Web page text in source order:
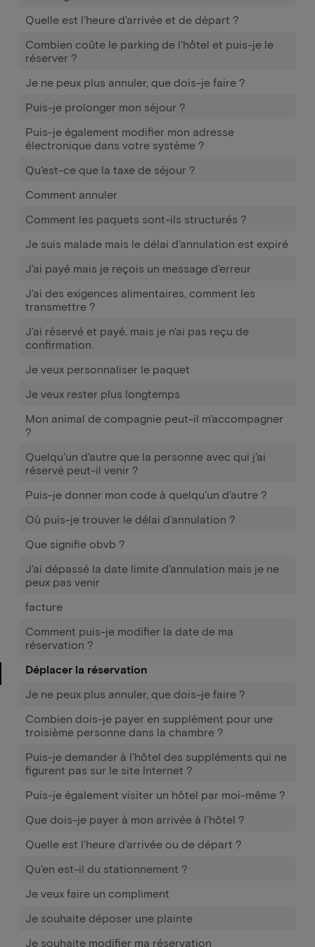
Quelle est l'heure d'arrivée et de départ ?
Combien coûte le parking de l'hôtel et puis-je le
réserver ?
Je ne peux plus annuler, que dois-je faire ?
Puis-je prolonger mon séjour ?
Puis-je également modifier mon adresse
électronique dans votre système ?
Qu'est-ce que la taxe de séjour ?
Comment annuler
Comment les paquets sont-ils structurés ?
Je suis malade mais le délai d'annulation est expiré
J'ai payé mais je reçois un message d'erreur
J'ai des exigences alimentaires, comment les
transmettre ?
J'ai réservé et payé, mais je n'ai pas reçu de
confirmation.
Je veux personnaliser le paquet
Je veux rester plus longtemps
Mon animal de compagnie peut-il m'accompagner
?
Quelqu'un d'autre que la personne avec qui j'ai
réservé peut-il venir ?
Puis-je donner mon code à quelqu'un d'autre ?
Où puis-je trouver le délai d'annulation ?
Que signifie obvb ?
J'ai dépassé la date limite d'annulation mais je ne
peux pas venir
facture
Comment puis-je modifier la date de ma
réservation ?
Déplacer la réservation
Je ne peux plus annuler, que dois-je faire ?
Combien dois-je payer en supplément pour une
troisième personne dans la chambre ?
Puis-je demander à l'hôtel des suppléments qui ne
figurent pas sur le site Internet ?
Puis-je également visiter un hôtel par moi-même ?
Que dois-je payer à mon arrivée à l'hôtel ?
Quelle est l'heure d'arrivée ou de départ ?
Qu'en est-il du stationnement ?
Je veux faire un compliment
Je souhaite déposer une plainte
Je souhaite modifier ma réservation